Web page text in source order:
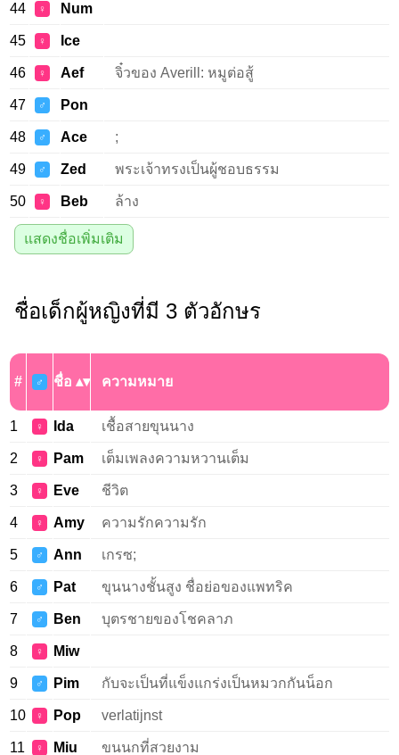
44 ♀ Num
45 ♀ Ice
46 ♀ Aef จิ๋วของ Averill: หมูต่อสู้
47 ♂ Pon
48 ♂ Ace ;
49 ♂ Zed พระเจ้าทรงเป็นผู้ชอบธรรม
50 ♀ Beb ล้าง
แสดงชื่อเพิ่มเติม
ชื่อเด็กผู้หญิงที่มี 3 ตัวอักษร
# ♂ ชื่อ ความหมาย
1 ♀ Ida เชื้อสายขุนนาง
2 ♀ Pam เต็มเพลงความหวานเต็ม
3 ♀ Eve ชีวิต
4 ♀ Amy ความรักความรัก
5 ♂ Ann เกรซ;
6 ♂ Pat ขุนนางชั้นสูง ชื่อย่อของแพทริค
7 ♂ Ben บุตรชายของโชคลาภ
8 ♀ Miw
9 ♂ Pim กับจะเป็นที่แข็งแกร่งเป็นหมวกกันน็อก
10 ♀ Pop verlatijnst
11 ♀ Miu ขนนกที่สวยงาม